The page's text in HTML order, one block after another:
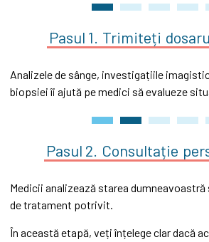
Pasul 1. Trimiteți
Analizele de sânge, investigațiile
biopsiei îi ajută pe medici să evalueze
Pasul 2. Consultație
Medicii analizează starea dumneavoastră
de tratament potrivit.
În această etapă, veți înțelege clar dacă